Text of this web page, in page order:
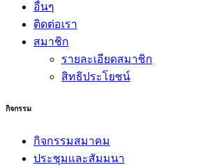
อื่นๆ
ติดต่อเรา
สมาชิก
รายละเอียดสมาชิก
สิทธิประโยชน์
กิจกรรม
กิจกรรมสมาคม
ประชุมและสัมมนา